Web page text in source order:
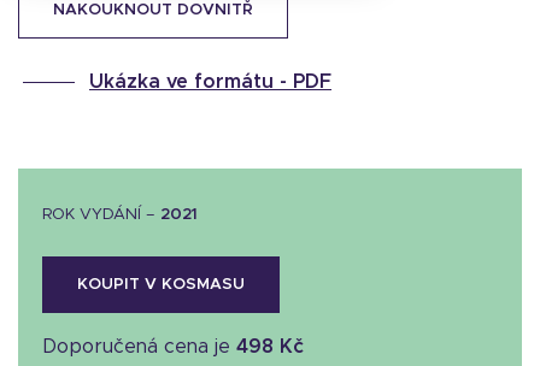
NAKOUKNOUT DOVNITŘ
Ukázka ve formátu - PDF
ROK VYDÁNÍ – 2021
KOUPIT V KOSMASU
Doporučená cena je 498 Kč